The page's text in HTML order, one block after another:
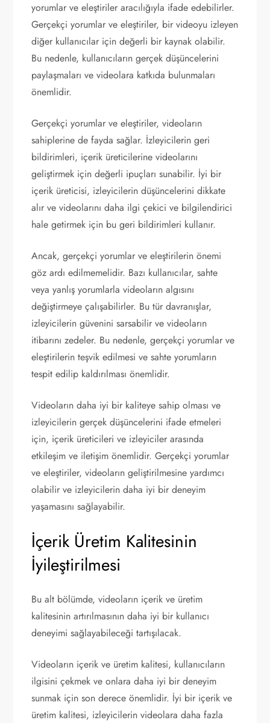
yorumlar ve eleştiriler aracılığıyla ifade edebilirler.
Gerçekçi yorumlar ve eleştiriler, bir videoyu izleyen
diğer kullanıcılar için değerli bir kaynak olabilir.
Bu nedenle, kullanıcıların gerçek düşüncelerini
paylaşmaları ve videolara katkıda bulunmaları
önemlidir.
Gerçekçi yorumlar ve eleştiriler, videoların
sahiplerine de fayda sağlar. İzleyicilerin geri
bildirimleri, içerik üreticilerine videolarını
geliştirmek için değerli ipuçları sunabilir. İyi bir
içerik üreticisi, izleyicilerin düşüncelerini dikkate
alır ve videolarını daha ilgi çekici ve bilgilendirici
hale getirmek için bu geri bildirimleri kullanır.
Ancak, gerçekçi yorumlar ve eleştirilerin önemi
göz ardı edilmemelidir. Bazı kullanıcılar, sahte
veya yanlış yorumlarla videoların algısını
değiştirmeye çalışabilirler. Bu tür davranışlar,
izleyicilerin güvenini sarsabilir ve videoların
itibarını zedeler. Bu nedenle, gerçekçi yorumlar ve
eleştirilerin teşvik edilmesi ve sahte yorumların
tespit edilip kaldırılması önemlidir.
Videoların daha iyi bir kaliteye sahip olması ve
izleyicilerin gerçek düşüncelerini ifade etmeleri
için, içerik üreticileri ve izleyiciler arasında
etkileşim ve iletişim önemlidir. Gerçekçi yorumlar
ve eleştiriler, videoların geliştirilmesine yardımcı
olabilir ve izleyicilerin daha iyi bir deneyim
yaşamasını sağlayabilir.
İçerik Üretim Kalitesinin
İyileştirilmesi
Bu alt bölümde, videoların içerik ve üretim
kalitesinin artırılmasının daha iyi bir kullanıcı
deneyimi sağlayabileceği tartışılacak.
Videoların içerik ve üretim kalitesi, kullanıcıların
ilgisini çekmek ve onlara daha iyi bir deneyim
sunmak için son derece önemlidir. İyi bir içerik ve
üretim kalitesi, izleyicilerin videolara daha fazla